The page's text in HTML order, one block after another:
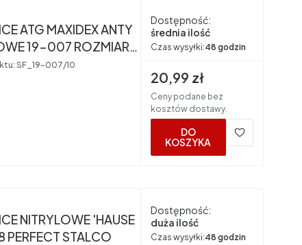
ATG MAXIDEX ANTY
19-007 ROZMIAR
SF_19-007/10
Dostępność:
średnia ilość
Czas wysyłki:48 godzin
Cena brutto
20,99 zł
Ceny podane bez
kosztów dostawy.
DO
KOSZYKA
NITRYLOWE 'HAUSE
HOLD ' 8 PERFECT STALCO
Dostępność:
duża ilość
Czas wysyłki:48 godzin